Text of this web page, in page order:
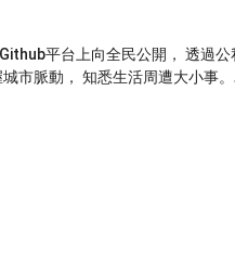
平台上向全民公開， 透過
市脈動， 知悉生活周遭大小